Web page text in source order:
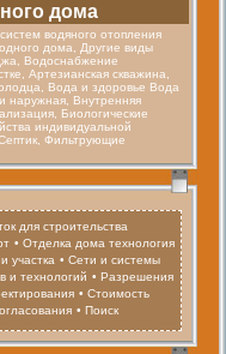
дома
водяного отопления
дома, Другие виды
Водоснабжение
Артезианская скважина,
Вода и здоровье Вода
наружная, Внутренняя
Биологические
индивидуальной
Фильтрующие
для строительства
• Отделка дома технология
участка • Сети и системы
и технологий • Разрешения
• Стоимость
• Поиск